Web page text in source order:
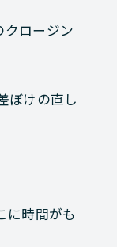
クロージン
ぼけの直し
に時間がも